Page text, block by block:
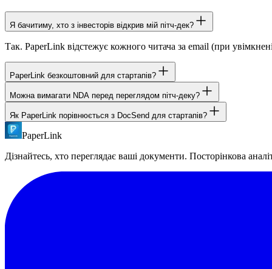
Я бачитиму, хто з інвесторів відкрив мій пітч-дек?
Так. PaperLink відстежує кожного читача за email (при
PaperLink безкоштовний для стартапів?
Так. Безкоштовний план включає всі 11 контролів доступу та
Можна вимагати NDA перед переглядом пітч-деку?
Так. Додайте NDA або угоду до будь-якого посилання.
Як PaperLink порівнюється з DocSend для стартапів?
PaperLink пропонує безкоштовний план з усіма контролями
PaperLink
Дізнайтесь, хто переглядає ваші документи. Посторінкова